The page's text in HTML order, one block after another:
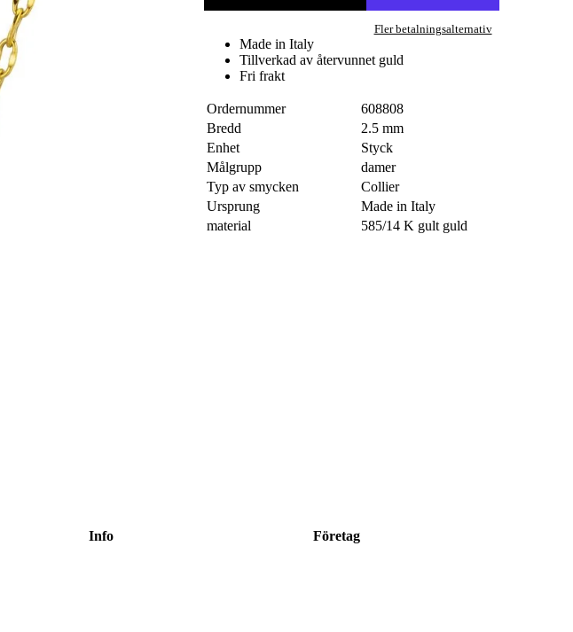
Fler betalningsalternativ
Made in Italy
Tillverkad av återvunnet guld
Fri frakt
Ordernummer
608808
Bredd
2.5 mm
Enhet
Styck
Målgrupp
damer
Typ av smycken
Collier
Ursprung
Made in Italy
material
585/14 K gult guld
Info Företag